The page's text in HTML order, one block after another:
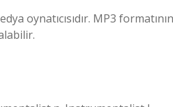
oynatıcısıdır. MP3 formatının